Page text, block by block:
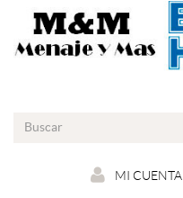
MI CUENTA